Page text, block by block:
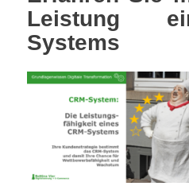
Leistung
Systems